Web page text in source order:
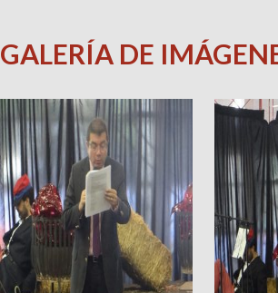
GALERÍA DE